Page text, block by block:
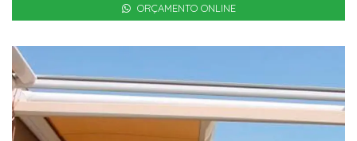
ORÇAMENTO ONLINE